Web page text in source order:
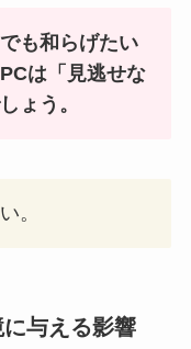
も和らげたい
は「見逃せな
ょう。
。
与える影響